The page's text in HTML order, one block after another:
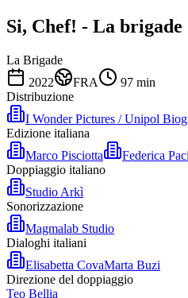
Si, Chef! - La brigade
La Brigade
2022
FRA 97 min
Distribuzione
I Wonder Pictures / Unipol
Edizione italiana
Marco Pisciotta
Federica
Doppiaggio italiano
Studio Arkì
Sonorizzazione
Magmalab Studio
Dialoghi italiani
Elisabetta CovaMarta Buzi
Direzione del doppiaggio
Teo Bellia